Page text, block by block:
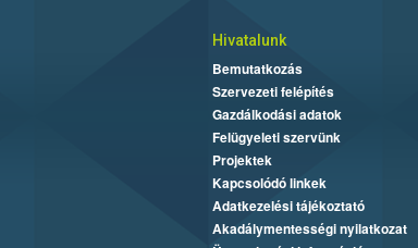
Hivatalunk
Bemutatkozás
Szervezeti felépítés
Gazdálkodási adatok
Felügyeleti szervünk
Projektek
Kapcsolódó linkek
Adatkezelési tájékoztató
Akadálymentességi nyilatkozat